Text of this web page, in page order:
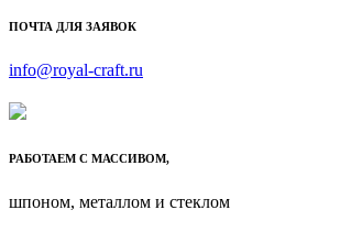
ПОЧТА ДЛЯ ЗАЯВОК
info@royal-craft.ru
РАБОТАЕМ С МАССИВОМ,
шпоном, металлом и стеклом